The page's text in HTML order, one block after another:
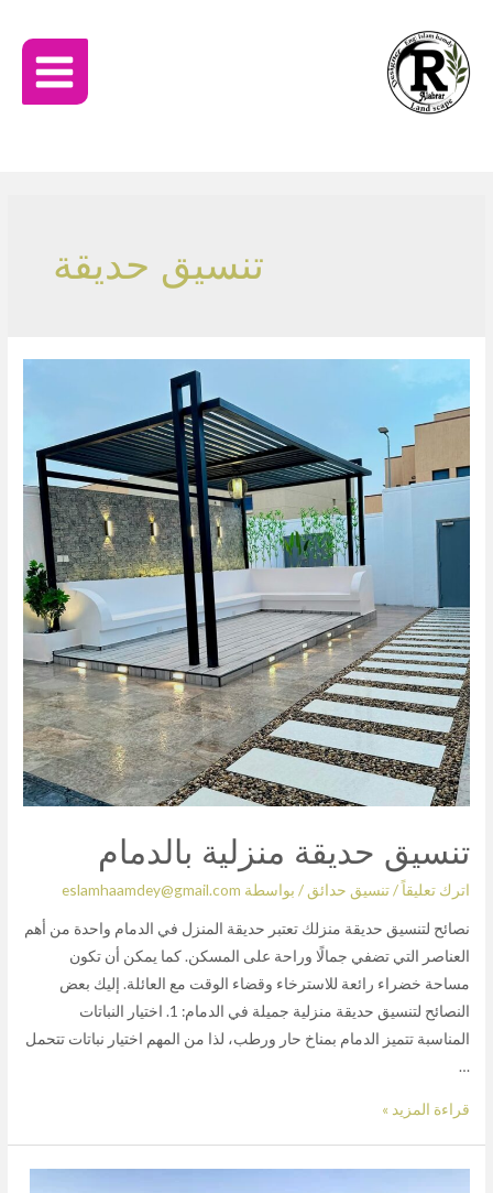
تنسيق حديقة
تنسيق حديقة منزلية بالدمام
اترك تعليقاً/تنسيق حدائق / بواسطة eslamhaamdey@gmail.com
نصائح لتنسيق حديقة منزلك تعتبر حديقة المنزل في الدمام واحدة من أهم
العناصر التي تضفي جمالًا وراحة على المسكن. كما يمكن أن تكون
مساحة خضراء رائعة للاسترخاء وقضاء الوقت مع العائلة. إليك بعض
النصائح لتنسيق حديقة منزلية جميلة في الدمام: 1. اختيار النباتات
المناسبة تتميز الدمام بمناخ حار ورطب، لذا من المهم اختيار نباتات تتحمل
…
قراءة المزيد »